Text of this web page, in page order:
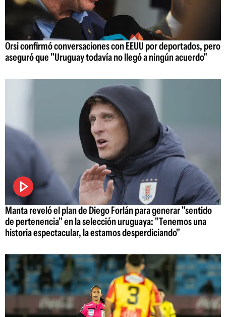
Orsi confirmó conversaciones con EEUU por deportados, pero
aseguró que "Uruguay todavía no llegó a ningún acuerdo"
Manta reveló el plan de Diego Forlán para generar "sentido
de pertenencia" en la selección uruguaya: "Tenemos una
historia espectacular, la estamos desperdiciando"